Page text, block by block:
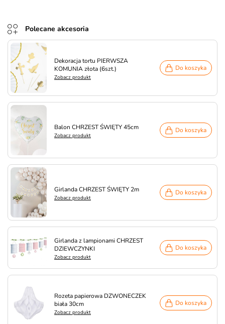
Polecane akcesoria
Dekoracja tortu PIERWSZA
KOMUNIA złota (6szt.)
Zobacz produkt
Do koszyka
Balon CHRZEST ŚWIĘTY 45cm
Zobacz produkt
Do koszyka
Girlanda CHRZEST ŚWIĘTY 2m
Zobacz produkt
Do koszyka
Girlanda z lampionami CHRZEST
DZIEWCZYNKI
Zobacz produkt
Do koszyka
Rozeta papierowa DZWONECZEK
biała 30cm
Zobacz produkt
Do koszyka